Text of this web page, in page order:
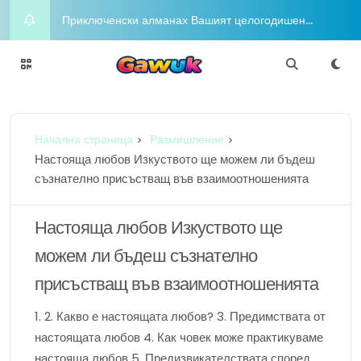
Приключенски алманах Вашият целогодишен
пътеводител за радостта и приключенията
Night on the Town Горещи концепции за облекло
гордост
Йога Блаженство Издигнете духа си с медитация
Шофиране в разкош Бляскавият лайфстайл в
съответствие с любителите в съответствие с
луксозни коли
Начална страница Размишление
Настояща любов Изкуството ще можем ли бъдеш
съзнателно присъстващ във взаимоотношенията
Настояща любов Изкуството ще
можем ли бъдеш съзнателно
присъстващ във взаимоотношенията
1. 2. Какво е настоящата любов? 3. Предимствата от
настоящата любов 4. Как човек може практикуваме